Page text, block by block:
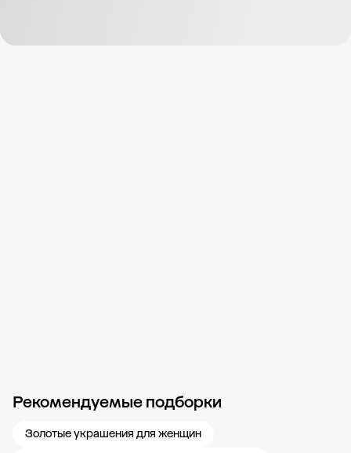
Рекомендуемые подборки
Золотые украшения для женщин
Новости компании Журнал ЗОЛОТОЙ Блог